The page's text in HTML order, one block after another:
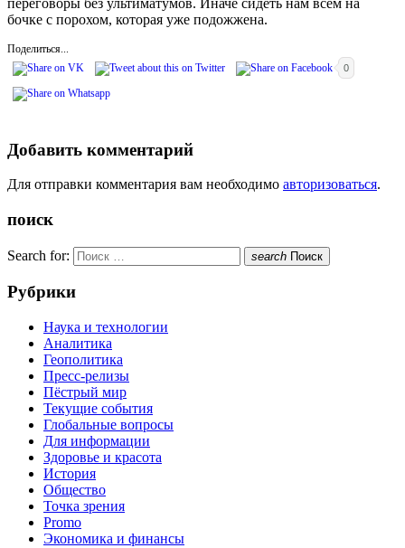
бочке с порохом, которая уже подожжена.
Поделиться...
0
Добавить комментарий
Для отправки комментария вам необходимо авторизоваться.
поиск
Search for: search Поиск
Рубрики
Наука и технологии
Аналитика
Геополитика
Пресс-релизы
Пёстрый мир
Текущие события
Глобальные вопросы
Для информации
Здоровье и красота
История
Общество
Точка зрения
Promo
Экономика и финансы